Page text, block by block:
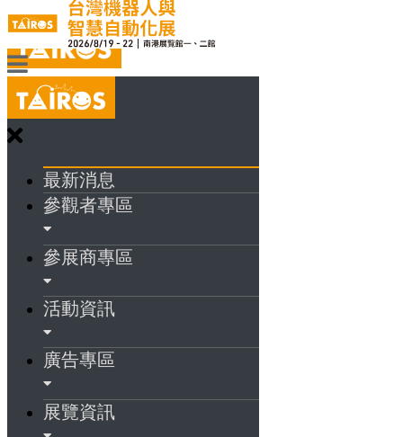
最新消息
參觀者專區
參展商專區
活動資訊
廣告專區
展覽資訊